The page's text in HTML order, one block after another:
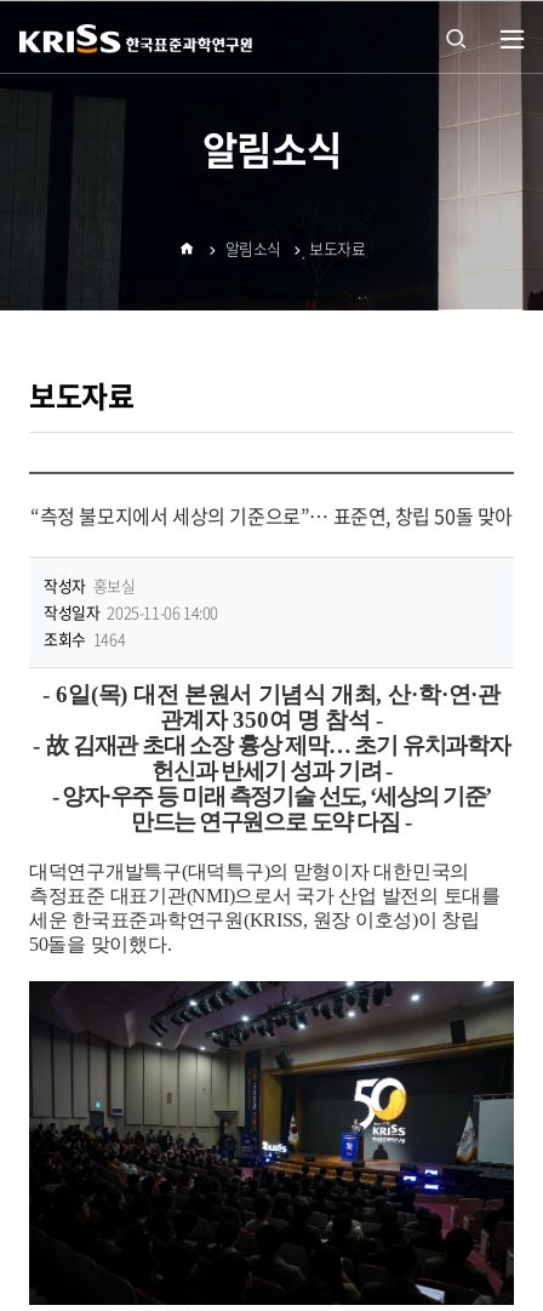
열기
알림소식
보도자료
알림소식 보도자료
“측정 불모지에서 세상의 기준으로”… 표준연, 창립 50돌 맞아
작성자 홍보실
작성일자 2025-11-06 14:00
조회수 1464
- 6일(목) 대전 본원서 기념식 개최,산·학·연·관
관계자350여 명 참석-
-故김재관 초대 소장 흉상 제막…초기 유치과학자
헌신과 반세기 성과 기려-
-양자·우주 등 미래 측정기술 선도, ‘세상의 기준’
만드는 연구원으로 도약 다짐 -
대덕연구개발특구(대덕특구)의 맏형이자 대한민국의
측정표준 대표기관(NMI)으로서 국가 산업 발전의 토대를
세운 한국표준과학연구원(KRISS, 원장 이호성)이 창립
50돌을 맞이했다.